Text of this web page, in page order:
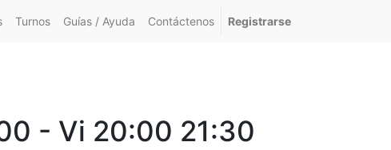
Turnos Guías / Ayuda Contáctenos Registrarse
- Vi 20:00 21:30